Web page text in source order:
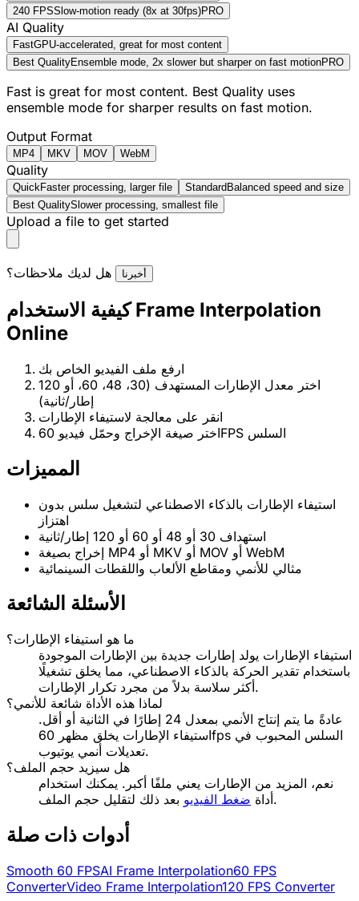
240 FPSSlow-motion ready (8x at 30fps)PRO
AI Quality
FastGPU-accelerated, great for most content
Best QualityEnsemble mode, 2x slower but sharper on fast motionPRO
Fast is great for most content. Best Quality uses
ensemble mode for sharper results on fast motion.
Output Format
MP4 MKV MOV WebM
Quality
Quick Faster processing, larger file Standard Balanced speed and size
Best QualitySlower processing, smallest file
Upload a file to get started
هل لديك ملاحظات؟ أخبرنا
كيفية الاستخدام Frame Interpolation
Online
ارفع ملف الفيديو الخاص بك
اختر معدل الإطارات المستهدف (30، 48، 60، أو 120
إطار/ثانية)
انقر على معالجة لاستيفاء الإطارات
اختر صيغة الإخراج وحمّل فيديو 60FPS السلس
المميزات
استيفاء الإطارات بالذكاء الاصطناعي لتشغيل سلس بدون
اهتزاز
استهداف 30 أو 48 أو 60 أو 120 إطار/ثانية
إخراج بصيغة MP4 أو MKV أو MOV أو WebM
مثالي للأنمي ومقاطع الألعاب واللقطات السينمائية
الأسئلة الشائعة
ما هو استيفاء الإطارات؟
استيفاء الإطارات يولد إطارات جديدة بين الإطارات الموجودة
باستخدام تقدير الحركة بالذكاء الاصطناعي، مما يخلق تشغيلًا
أكثر سلاسة بدلاً من مجرد تكرار الإطارات.
لماذا هذه الأداة شائعة للأنمي؟
عادةً ما يتم إنتاج الأنمي بمعدل 24 إطارًا في الثانية أو أقل.
استيفاء الإطارات يخلق مظهر 60fps السلس المحبوب في
تعديلات أنمي يوتيوب.
هل سيزيد حجم الملف؟
نعم، المزيد من الإطارات يعني ملفًا أكبر. يمكنك استخدام
أداة ضغط الفيديو بعد ذلك لتقليل حجم الملف.
أدوات ذات صلة
Smooth 60 FPSAI Frame Interpolation60 FPS
ConverterVideo Frame Interpolation120 FPS Converter